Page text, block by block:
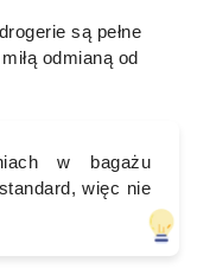
są pełne
odmianą od
w bagażu
więc nie